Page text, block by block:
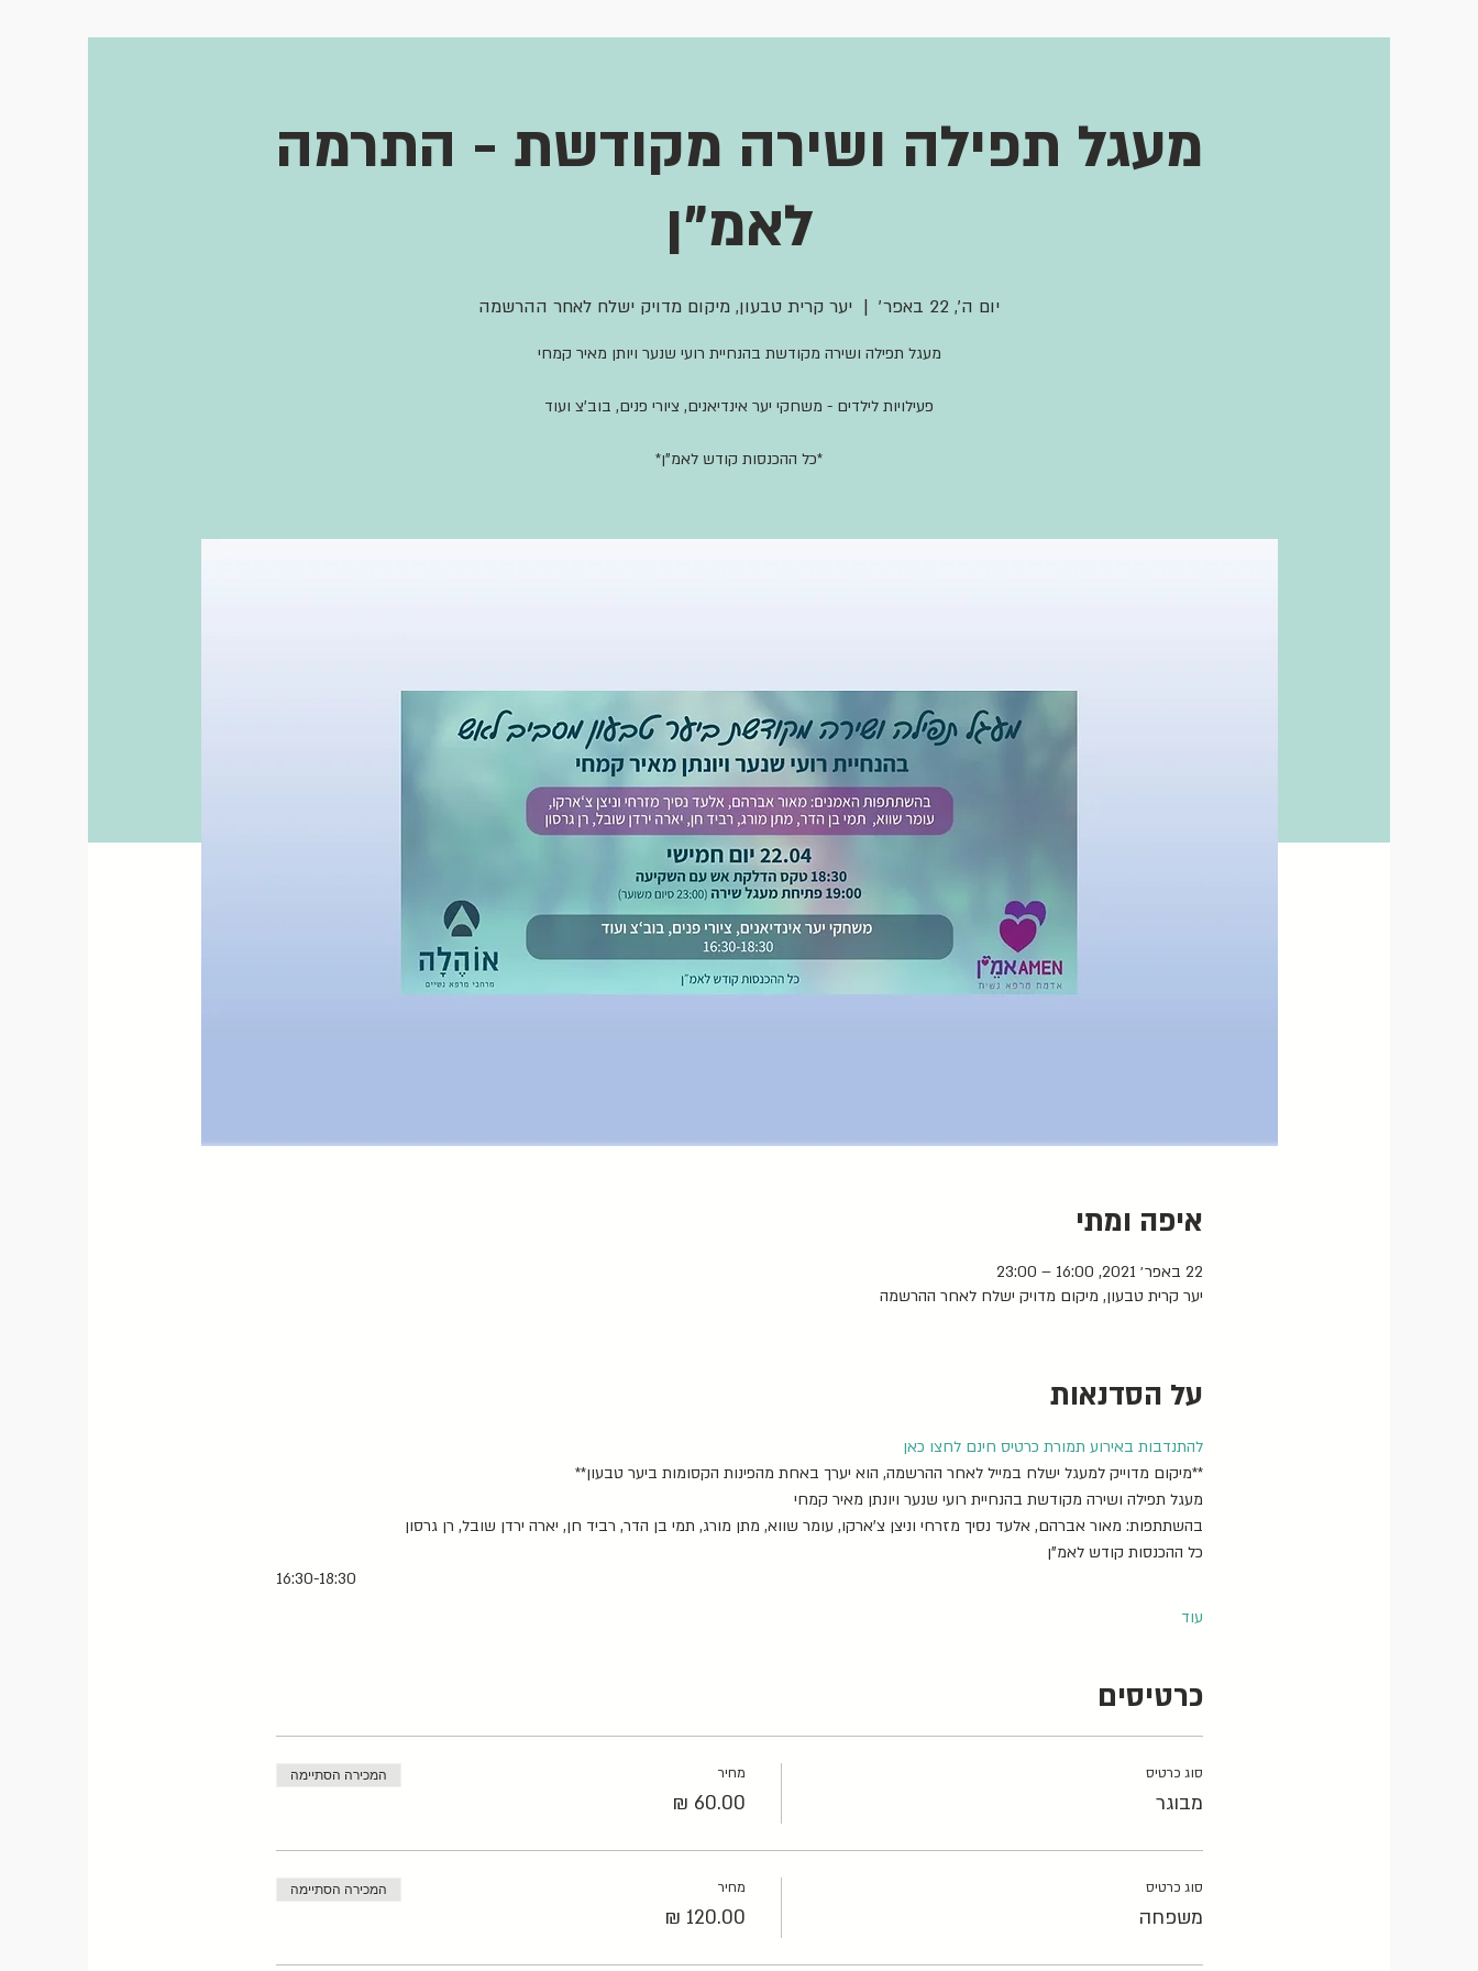
מעגל תפילה ושירה מקודשת - התרמה
לאמ"ן
יום ה׳, 22 באפר׳
  |
יער קרית טבעון, מיקום מדויק ישלח לאחר ההרשמה
*כל ההכנסות קודש לאמ"ן*
איפה ומתי
22 באפר׳ 2021, 16:00 – 23:00
יער קרית טבעון, מיקום מדויק ישלח לאחר ההרשמה
על הסדנאות
להתנדבות באירוע תמורת כרטיס חינם לחצו כאן
**מיקום מדוייק למעגל ישלח במייל לאחר ההרשמה, הוא יערך באחת מהפינות הקסומות ביער טבעון**
מעגל תפילה ושירה מקודשת בהנחיית רועי שנער ויונתן מאיר קמחי
בהשתתפות: מאור אברהם, אלעד נסיך מזרחי וניצן צ'ארקו, עומר שווא, מתן מורג, תמי בן הדר, רביד חן, יארה ירדן שובל, רן גרסון
כל ההכנסות קודש לאמ"ן
16:30-18:30
עוד
כרטיסים
סוג כרטיס
מבוגר
מחיר המכירה הסתיימה
סוג כרטיס
משפחה
מחיר המכירה הסתיימה